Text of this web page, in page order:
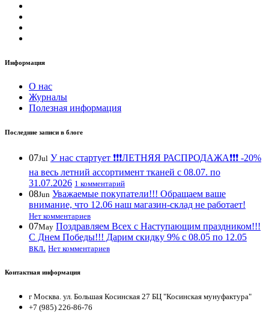
Информация
О нас
Журналы
Полезная информация
Последние записи в блоге
07Jul У нас стартует ❗️❗️❗️ЛЕТНЯЯ РАСПРОДАЖА❗️❗️❗️ -20%
на весь летний ассортимент тканей с 08.07. по
31.07.2026 1 комментарий
08Jun Уважаемые покупатели!!! Обращаем ваше
внимание, что 12.06 наш магазин-склад не работает!
Нет комментариев
07May Поздравляем Всех с Наступающим праздником!!!
С Днем Победы!!! Дарим скидку 9% с 08.05 по 12.05
вкл. Нет комментариев
Контактная информация
г Москва. ул. Большая Косинская 27 БЦ "Косинская мунуфактура"
+7 (985) 226-86-76